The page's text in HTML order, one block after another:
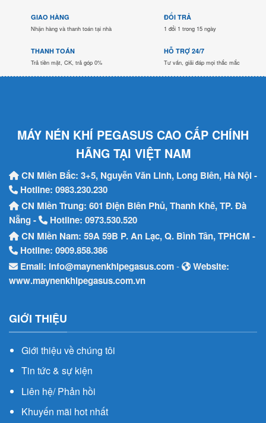
GIAO HÀNG
Nhận hàng và thanh toán tại nhà
ĐỔI TRẢ
1 đổi 1 trong 15 ngày
THANH TOÁN
Trả tiền mặt, CK, trả góp 0%
HỖ TRỢ 24/7
Tư vấn, giải đáp mọi thắc mắc
MÁY NÉN KHÍ PEGASUS CAO CẤP CHÍNH
HÃNG TẠI VIỆT NAM
CN Miền Bắc: 3+5, Nguyễn Văn Linh, Long Biên, Hà Nội -
Hotline: 0983.230.230
CN Miền Trung: 601 Điện Biên Phủ, Thanh Khê, TP. Đà
Nẵng -
Hotline: 0973.530.520
CN Miền Nam: 59A 59B P. An Lạc, Q. Bình Tân, TPHCM -
Hotline: 0909.858.386
Email: info@maynenkhipegasus.com-
Website:
www.maynenkhipegasus.com.vn
GIỚI THIỆU
Giới thiệu về chúng tôi
Tin tức & sự kiện
Liên hệ/ Phản hồi
Khuyến mãi hot nhất